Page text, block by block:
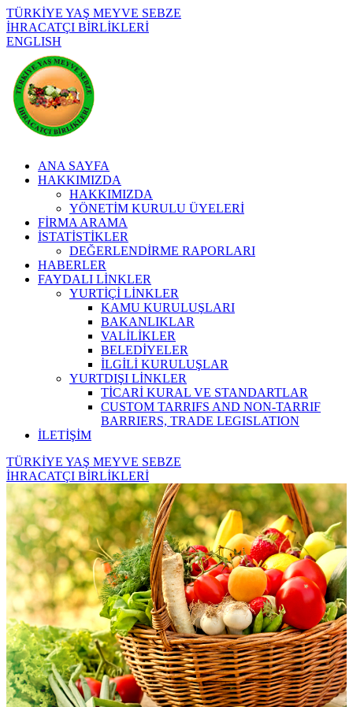
TÜRKİYE YAŞ MEYVE SEBZE
İHRACATÇI BİRLİKLERİ
ENGLISH
ANA SAYFA
HAKKIMIZDA
HAKKIMIZDA
YÖNETİM KURULU ÜYELERİ
FİRMA ARAMA
İSTATİSTİKLER
DEĞERLENDİRME RAPORLARI
HABERLER
FAYDALI LİNKLER
YURTİÇİ LİNKLER
KAMU KURULUŞLARI
BAKANLIKLAR
VALİLİKLER
BELEDİYELER
İLGİLİ KURULUŞLAR
YURTDIŞI LİNKLER
TİCARİ KURAL VE STANDARTLAR
CUSTOM TARRIFS AND NON-TARRIF
BARRIERS, TRADE LEGISLATION
İLETİŞİM
TÜRKİYE YAŞ MEYVE SEBZE
İHRACATÇI BİRLİKLERİ